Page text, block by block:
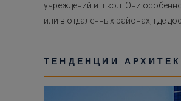
учреждений и школ. Они
или в отдаленных районах, где
ТЕНДЕНЦИИ